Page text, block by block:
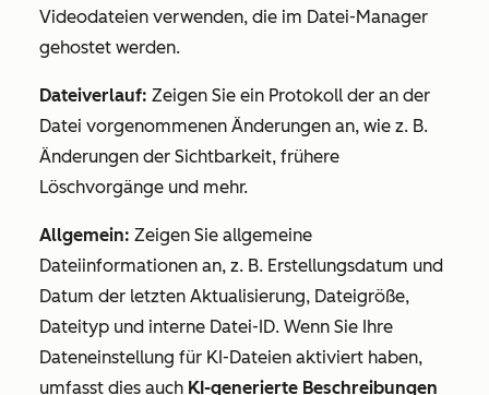
Videodateien verwenden, die im Datei-Manager
gehostet werden.
Dateiverlauf: Zeigen Sie ein Protokoll der an der
Datei vorgenommenen Änderungen an, wie z. B.
Änderungen der Sichtbarkeit, frühere
Löschvorgänge und mehr.
Allgemein: Zeigen Sie allgemeine
Dateiinformationen an, z. B. Erstellungsdatum und
Datum der letzten Aktualisierung, Dateigröße,
Dateityp und interne Datei-ID. Wenn Sie Ihre
Dateneinstellung für KI-Dateien aktiviert haben,
umfasst dies auch KI-generierte Beschreibungen